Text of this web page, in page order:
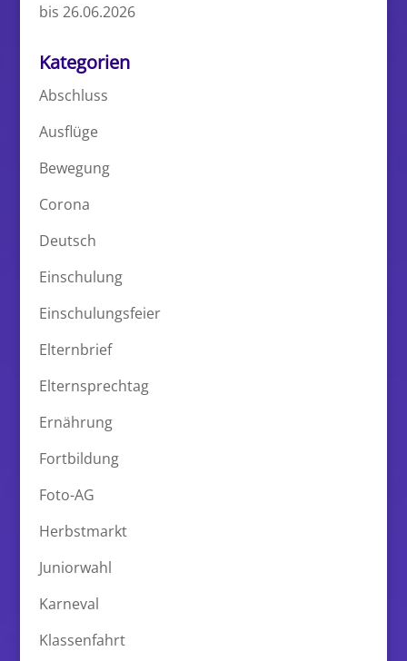
bis 26.06.2026
Kategorien
Abschluss
Ausflüge
Bewegung
Corona
Deutsch
Einschulung
Einschulungsfeier
Elternbrief
Elternsprechtag
Ernährung
Fortbildung
Foto-AG
Herbstmarkt
Juniorwahl
Karneval
Klassenfahrt